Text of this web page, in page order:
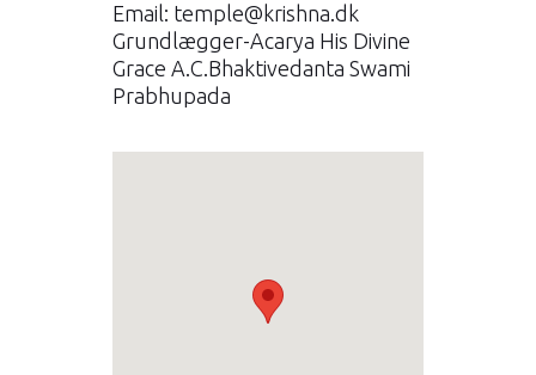
Email: temple@krishna.dk
Grundlægger-Acarya His Divine
Grace A.C.Bhaktivedanta Swami
Prabhupada